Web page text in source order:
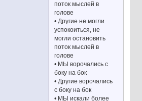
поток мыслей в
голове
• Другие не могли
успокоиться, не
могли остановить
поток мыслей в
голове
• МЫ ворочались с
боку на бок
• Другие ворочались
с боку на бок
• МЫ искали более